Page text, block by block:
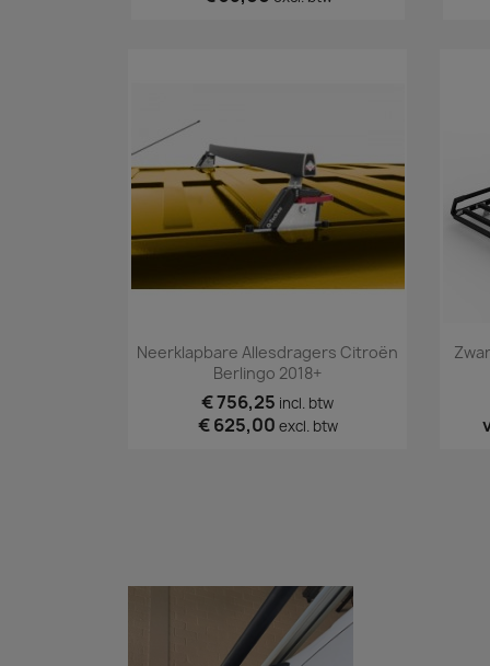
Snel bekijken
Neerklapbare Allesdragers Citroën
Berlingo 2018+
€ 756,25 incl. btw
€ 625,00 excl. btw